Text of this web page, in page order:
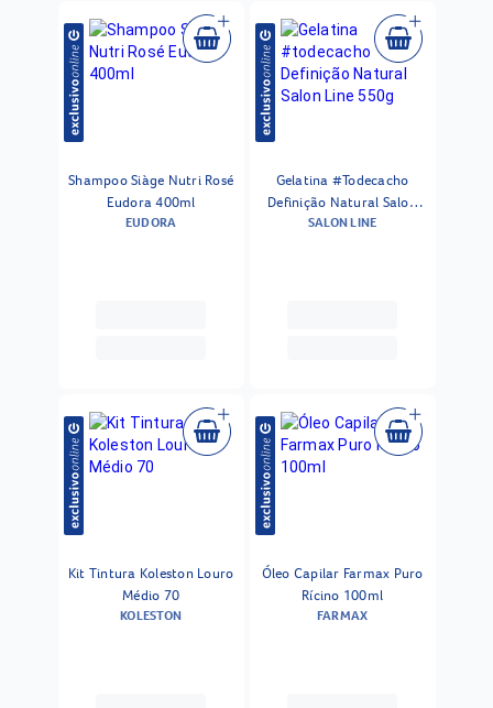
Shampoo Siàge Nutri Rosé
Eudora 400ml
EUDORA
Gelatina #Todecacho
Definição Natural Salon
Line 550g
SALON LINE
Kit Tintura Koleston Louro
Médio 70
KOLESTON
Óleo Capilar Farmax Puro
Rícino 100ml
FARMAX